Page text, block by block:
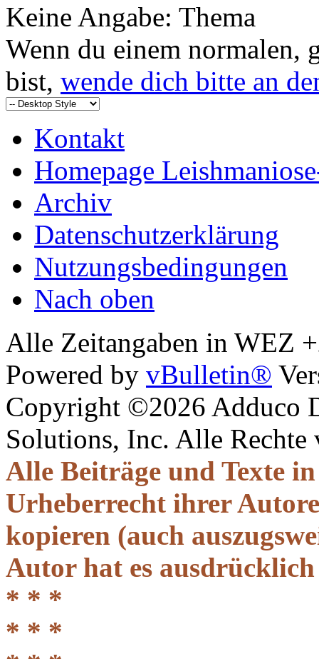
Keine Angabe: Thema
Wenn du einem
bist, wende dich bitte an
Kontakt
Homepage
Archiv
Datenschutzerklärung
Nutzungsbedingungen
Nach oben
Alle Zeitangaben in WEZ
Powered by vBulletin®
Copyright ©2026 Adduco
Solutions, Inc. Alle Rechte
Alle Beiträge und Texte
Urheberrecht ihrer
kopieren (auch
Autor hat es
* * *
* * *